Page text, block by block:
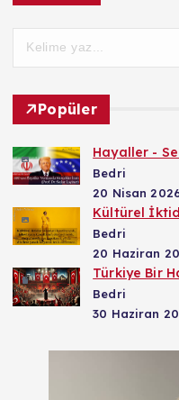
Popüler
Hayaller -
Bedri
20 Nisan
Kültürel
Bedri
20 Haziran
Türkiye Bir
Bedri
30 Haziran